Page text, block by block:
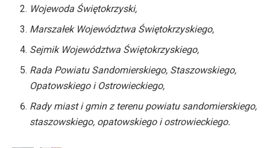
Wojewoda Świętokrzyski,
Marszałek Województwa Świętokrzyskiego,
Sejmik Województwa Świętokrzyskiego,
Rada Powiatu Sandomierskiego, Staszowskiego,
Opatowskiego i Ostrowieckiego,
Rady miast i gmin z terenu powiatu sandomierskiego,
staszowskiego, opatowskiego i ostrowieckiego.